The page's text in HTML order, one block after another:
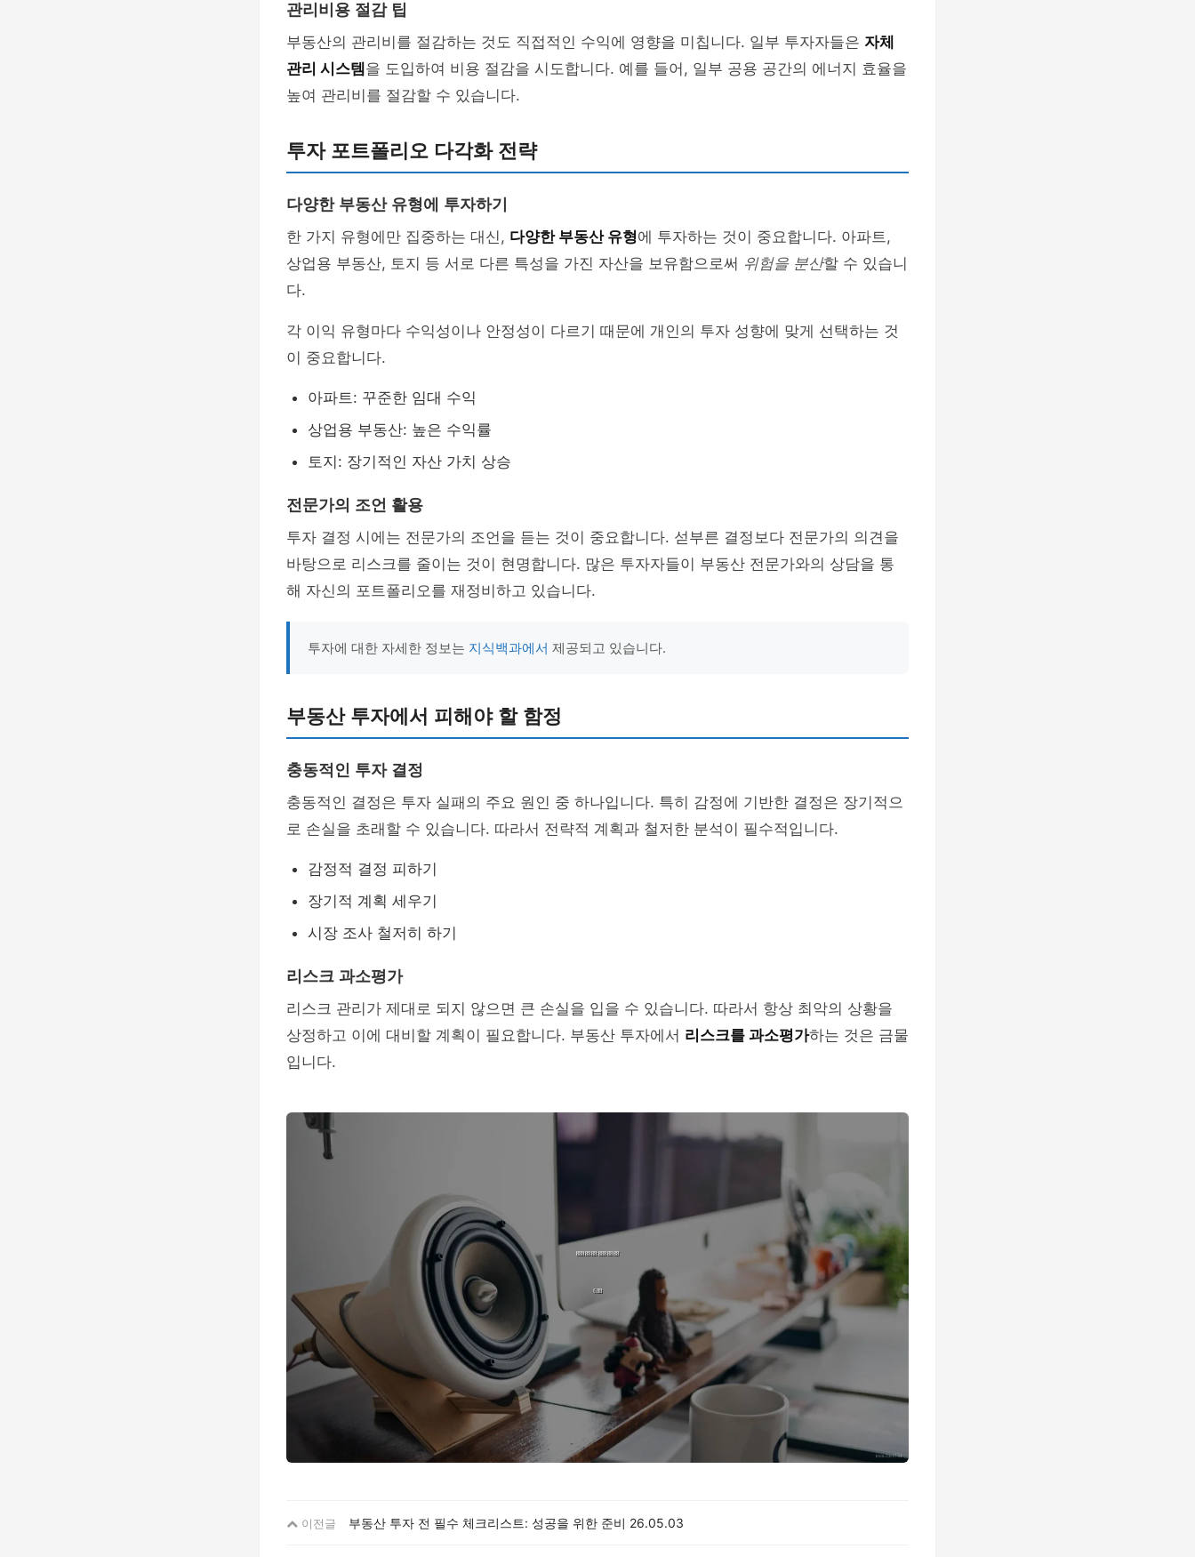
관리비용 절감 팁
부동산의 관리비를 절감하는 것도 직접적인 수익에 영향을 미칩니다. 일부 투자자들은 자체
관리 시스템 을 도입하여 비용 절감을 시도합니다. 예를 들어, 일부 공용 공간의 에너지 효율을
높여 관리비를 절감할 수 있습니다.
투자 포트폴리오 다각화 전략
다양한 부동산 유형에 투자하기
한 가지 유형에만 집중하는 대신, 다양한 부동산 유형에 투자하는 것이 중요합니다. 아파트,
상업용 부동산, 토지 등 서로 다른 특성을 가진 자산을 보유함으로써 위험을 분산할 수 있습니
다.
각 이익 유형마다 수익성이나 안정성이 다르기 때문에 개인의 투자 성향에 맞게 선택하는 것
이 중요합니다.
아파트: 꾸준한 임대 수익
상업용 부동산: 높은 수익률
토지: 장기적인 자산 가치 상승
전문가의 조언 활용
투자 결정 시에는 전문가의 조언을 듣는 것이 중요합니다. 섣부른 결정보다 전문가의 의견을
바탕으로 리스크를 줄이는 것이 현명합니다. 많은 투자자들이 부동산 전문가와의 상담을 통
해 자신의 포트폴리오를 재정비하고 있습니다.
투자에 대한 자세한 정보는 지식백과에서 제공되고 있습니다.
부동산 투자에서 피해야 할 함정
충동적인 투자 결정
충동적인 결정은 투자 실패의 주요 원인 중 하나입니다. 특히 감정에 기반한 결정은 장기적으
로 손실을 초래할 수 있습니다. 따라서 전략적 계획과 철저한 분석이 필수적입니다.
감정적 결정 피하기
장기적 계획 세우기
시장 조사 철저히 하기
리스크 과소평가
리스크 관리가 제대로 되지 않으면 큰 손실을 입을 수 있습니다. 따라서 항상 최악의 상황을
상정하고 이에 대비할 계획이 필요합니다. 부동산 투자에서 리스크를 과소평가하는 것은 금물
입니다.
이전글 부동산 투자 전 필수 체크리스트: 성공을 위한 준비 26.05.03